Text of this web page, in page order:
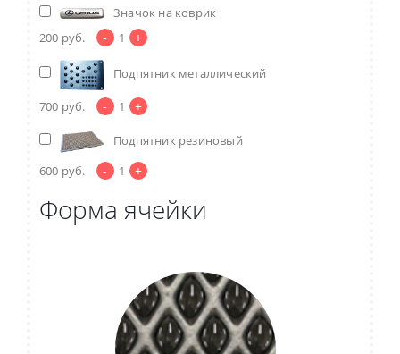
Значок на коврик
200 руб. - 1 +
Подпятник металлический
700 руб. - 1 +
Подпятник резиновый
600 руб. - 1 +
Форма ячейки